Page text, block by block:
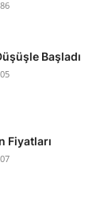
Başladı
Fiyatları